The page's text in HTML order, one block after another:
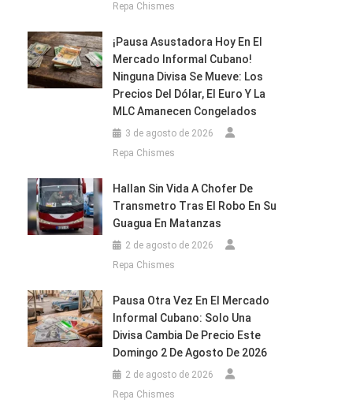
Repa Chismes
¡Pausa Asustadora Hoy En El
Mercado Informal Cubano!
Ninguna Divisa Se Mueve: Los
Precios Del Dólar, El Euro Y La
MLC Amanecen Congelados
3 de agosto de 2026
Repa Chismes
Hallan Sin Vida A Chofer De
Transmetro Tras El Robo En Su
Guagua En Matanzas
2 de agosto de 2026
Repa Chismes
Pausa Otra Vez En El Mercado
Informal Cubano: Solo Una
Divisa Cambia De Precio Este
Domingo 2 De Agosto De 2026
2 de agosto de 2026
Repa Chismes